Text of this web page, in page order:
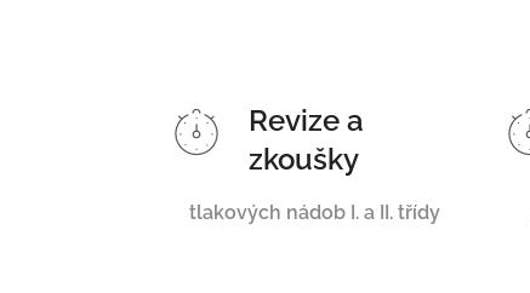
Revize a
zkoušky
tlakových nádob I. a II. třídy